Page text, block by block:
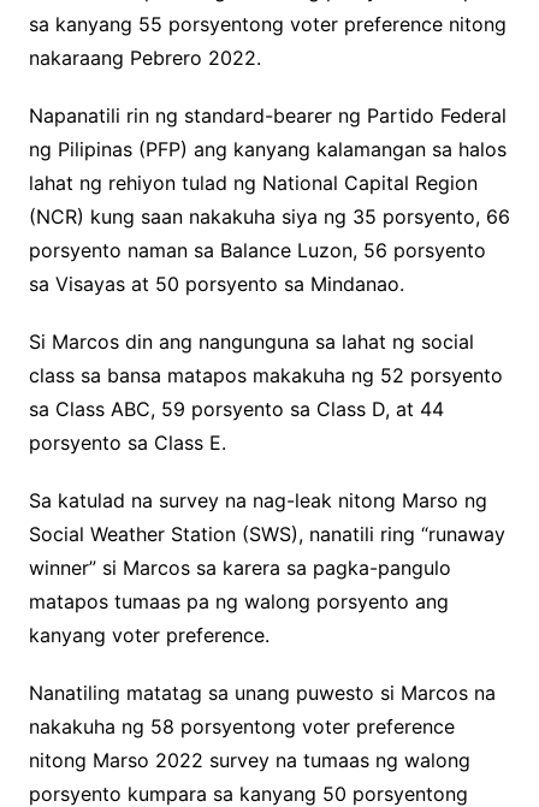
sa kanyang 55 porsyentong voter preference nitong
nakaraang Pebrero 2022.
Napanatili rin ng standard-bearer ng Partido Federal
ng Pilipinas (PFP) ang kanyang kalamangan sa halos
lahat ng rehiyon tulad ng National Capital Region
(NCR) kung saan nakakuha siya ng 35 porsyento, 66
porsyento naman sa Balance Luzon, 56 porsyento
sa Visayas at 50 porsyento sa Mindanao.
Si Marcos din ang nangunguna sa lahat ng social
class sa bansa matapos makakuha ng 52 porsyento
sa Class ABC, 59 porsyento sa Class D, at 44
porsyento sa Class E.
Sa katulad na survey na nag-leak nitong Marso ng
Social Weather Station (SWS), nanatili ring “runaway
winner” si Marcos sa karera sa pagka-pangulo
matapos tumaas pa ng walong porsyento ang
kanyang voter preference.
Nanatiling matatag sa unang puwesto si Marcos na
nakakuha ng 58 porsyentong voter preference
nitong Marso 2022 survey na tumaas ng walong
porsyento kumpara sa kanyang 50 porsyentong